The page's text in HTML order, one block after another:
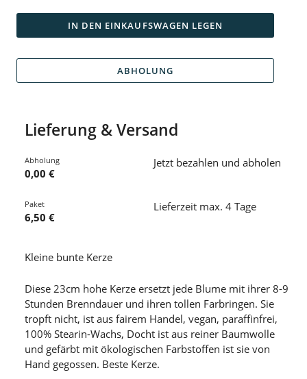
IN DEN EINKAUFSWAGEN LEGEN
ABHOLUNG
Lieferung & Versand
Abholung
0,00 €
Jetzt bezahlen und abholen
Paket
6,50 €
Lieferzeit max. 4 Tage
Kleine bunte Kerze
Diese 23cm hohe Kerze ersetzt jede Blume mit ihrer 8-9
Stunden Brenndauer und ihren tollen Farbringen. Sie
tropft nicht, ist aus fairem Handel, vegan, paraffinfrei,
100% Stearin-Wachs, Docht ist aus reiner Baumwolle
und gefärbt mit ökologischen Farbstoffen ist sie von
Hand gegossen. Beste Kerze.